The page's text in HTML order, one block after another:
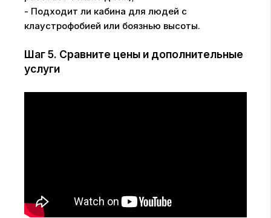
- Подходит ли кабина для людей с
клаустрофобией или боязнью высоты.
Шаг 5. Сравните цены и дополнительные
услуги